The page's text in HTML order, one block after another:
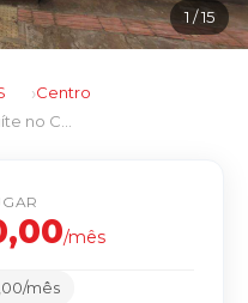
1 / 15
Centro
/mês
mês